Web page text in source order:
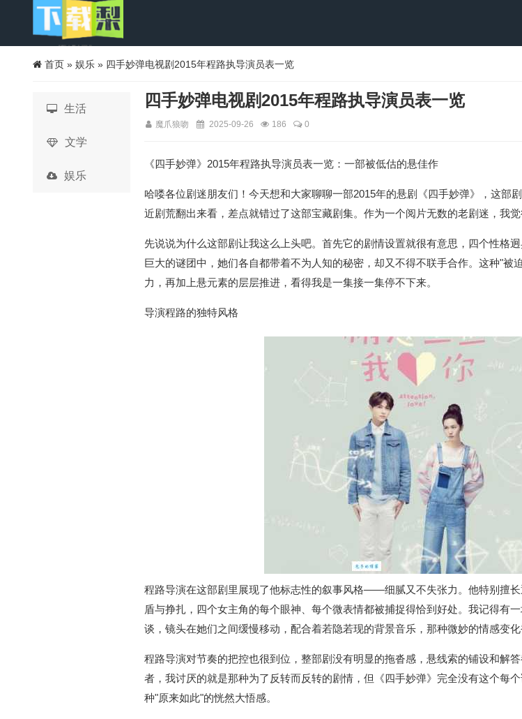
首页 » 娱乐 » 四手妙弹电视剧2015年程路执导演员表一览
生活
文学
娱乐
四手妙弹电视剧2015年程路执导演员表一览
魔爪狼吻 2025-09-26 186 0
《四手妙弹》2015年程路执导演员表一览：一部被低估的悬佳作
哈喽各位剧迷朋友们！今天想和大家聊聊一部2015年的悬剧《四手妙弹》，这部
近剧荒翻出来看，差点就错过了这部宝藏剧集。作为一个阅片无数的老剧迷，我觉
先说说为什么这部剧让我这么上头吧。首先它的剧情设置就很有意思，四个性格
巨大的谜团中，她们各自都带着不为人知的秘密，却又不得不联手合作。这种"被
力，再加上悬元素的层层推进，看得我是一集接一集停不下来。
导演程路的独特风格
程路导演在这部剧里展现了他标志性的叙事风格——细腻又不失张力。他特别擅
盾与挣扎，四个女主角的每个眼神、每个微表情都被捕捉得恰到好处。我记得有
谈，镜头在她们之间缓慢移动，配合着若隐若现的背景音乐，那种微妙的情感变化
程路导演对节奏的把控也很到位，整部剧没有明显的拖沓感，悬线索的铺设和解
者，我讨厌的就是那种为了反转而反转的剧情，但《四手妙弹》完全没有这个每
种"原来如此"的恍然大悟感。